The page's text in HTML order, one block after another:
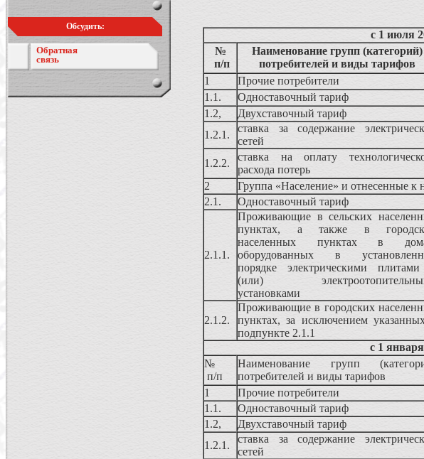
Обсудить:
Обратная
связь
с 1 июля
№
п/п
Наименование групп (категорий)
потребителей и виды тарифов
1
Прочие потребители
1.1.
Одноставочный тариф
1.2,
Двухставочный тариф
1.2.1.
ставка за содержание
сетей
1.2.2.
ставка на оплату
расхода потерь
2
Группа «Население» и отнесенные к
2.1.
Одноставочный тариф
2.1.1.
Проживающие в сельских
пунктах, а так­же в
населенных пунктах в
оборудованных в
порядке электрическими
(или)
установками
2.1.2.
Проживающие в городских
пунктах, за исключением
подпункте 2.1.1
с 1
№
п/п
Наименование групп
потребителей и виды тарифов
1
Прочие потребители
1.1.
Одноставочный тариф
1.2,
Двухставочный тариф
1.2.1.
ставка за содержание
сетей